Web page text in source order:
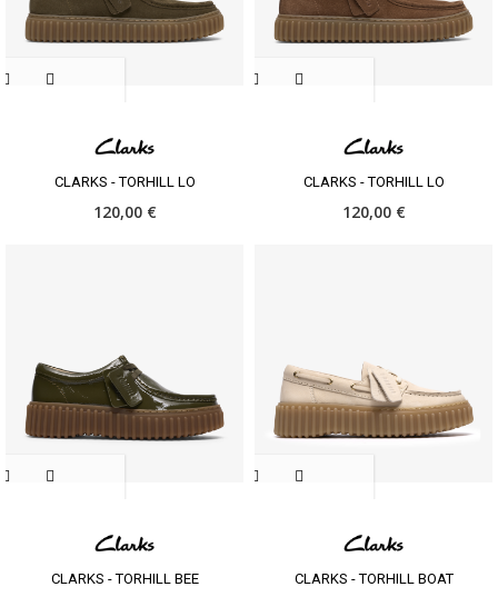
CLARKS - TORHILL LO
120,00 €
CLARKS - TORHILL LO
120,00 €
CLARKS - TORHILL BEE CLARKS - TORHILL BOAT